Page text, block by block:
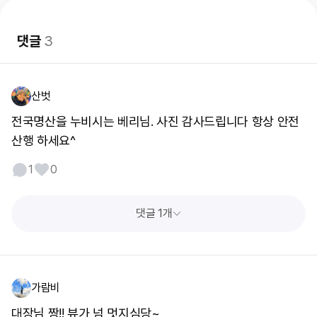
댓글3
산벗
전국명산을 누비시는 베리님. 사진 감사드립니다 항상 안전
산행 하세요^
1 0
댓글 1개
가람비
대장님 짱!! 뷰가 넘 멋지심당~